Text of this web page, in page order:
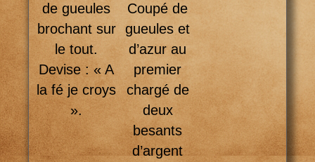
de gueules
brochant sur
le tout.
Devise : « A
la fé je croys
».
Coupé de
gueules et
d’azur au
premier
chargé de
deux
besants
d’argent